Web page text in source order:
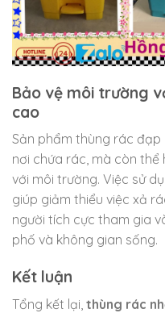
Bảo vệ môi trường
cao
Sản phẩm thùng rác
nơi chứa rác, mà còn
với môi trường. Việc sử
giúp giảm thiểu việc xả
người tích cực tham gia
phố và không gian sống.
Kết luận
Tổng kết lại, thùng rác